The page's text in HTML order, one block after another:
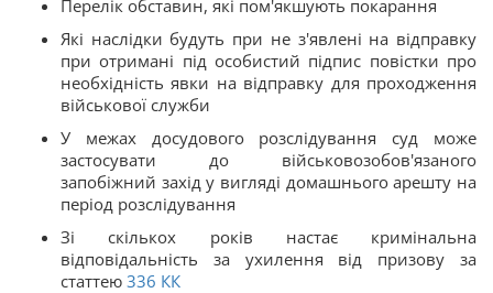
Перелік обставин, які пом'якшують покарання
Які наслідки будуть при не з'явлені на відправку
при отримані під особистий підпис повістки про
необхідність явки на відправку для проходження
військової служби
У межах досудового розслідування суд може
застосувати до військовозобов'язаного
запобіжний захід у вигляді домашнього арешту на
період розслідування
Зі скількох років настає кримінальна
відповідальність за ухилення від призову за
статтею 336 КК